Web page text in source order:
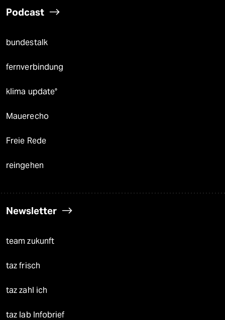
Podcast
bundestalk
fernverbindung
klima update°
Mauerecho
Freie Rede
reingehen
Newsletter
team zukunft
taz frisch
taz zahl ich
taz lab Infobrief